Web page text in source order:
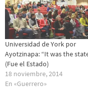
Universidad de York por
Ayotzinapa: “It was the
(Fue el Estado)
18 noviembre, 2014
En «Guerrero»